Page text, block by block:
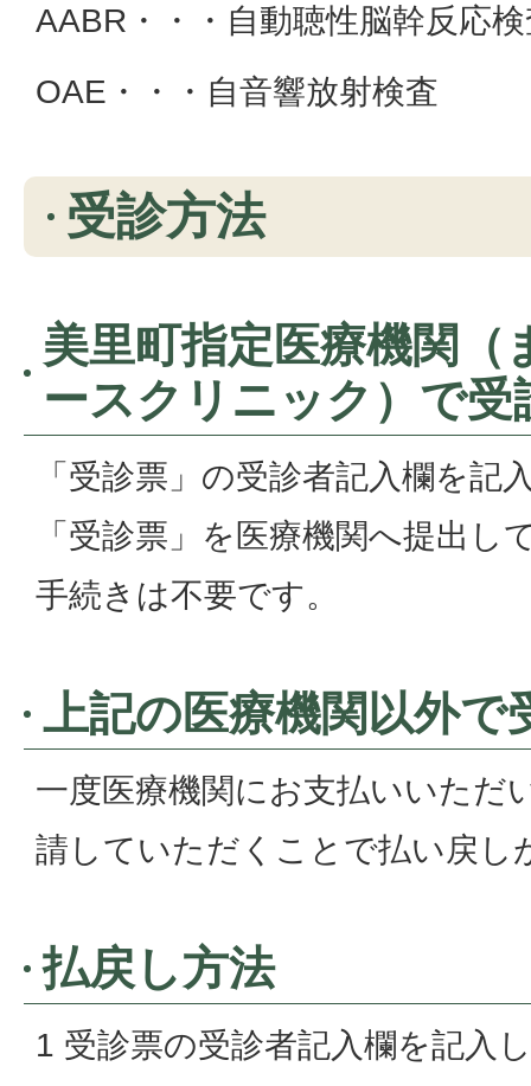
AABR・・・自動聴性脳幹反応
OAE・・・自音響放射検査
受診方法
美里町指定医療機関（
ースクリニック）で受
「受診票」の受診者記入欄を記
「受診票」を医療機関へ提出し
手続きは不要です。
上記の医療機関以外で
一度医療機関にお支払いいただ
請していただくことで払い戻し
払戻し方法
1 受診票の受診者記入欄を記入